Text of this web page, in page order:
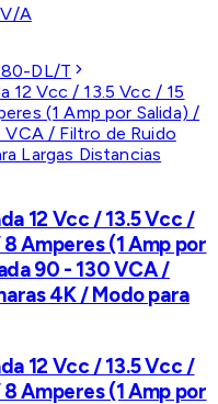
A
DL/T
12 Vcc / 13.5 Vcc /
Amperes (1 Amp por
90 - 130 VCA /
4K / Modo para
12 Vcc / 13.5 Vcc /
Amperes (1 Amp por